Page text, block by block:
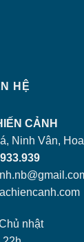
HỆ
CẢNH
Ninh Vân,
nhật